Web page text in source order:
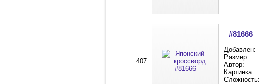
407
#81666
Добавлен:
Размер:
Автор:
Картинка:
Сложность: